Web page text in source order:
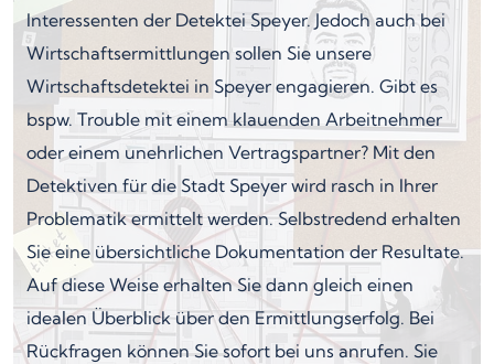
Interessenten der Detektei Speyer. Jedoch auch bei
Wirtschaftsermittlungen sollen Sie unsere
Wirtschaftsdetektei in Speyer engagieren. Gibt es
bspw. Trouble mit einem klauenden Arbeitnehmer
oder einem unehrlichen Vertragspartner? Mit den
Detektiven für die Stadt Speyer wird rasch in Ihrer
Problematik ermittelt werden. Selbstredend erhalten
Sie eine übersichtliche Dokumentation der Resultate.
Auf diese Weise erhalten Sie dann gleich einen
idealen Überblick über den Ermittlungserfolg. Bei
Rückfragen können Sie sofort bei uns anrufen. Sie